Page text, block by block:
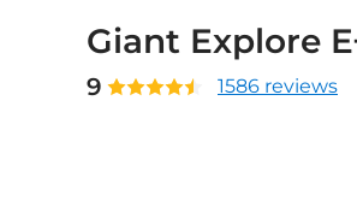
Giant Explore
9 1586 reviews